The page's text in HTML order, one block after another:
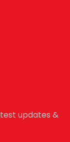
updates &